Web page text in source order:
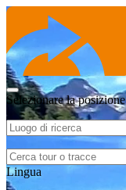
Selezionare la posizione
Lingua